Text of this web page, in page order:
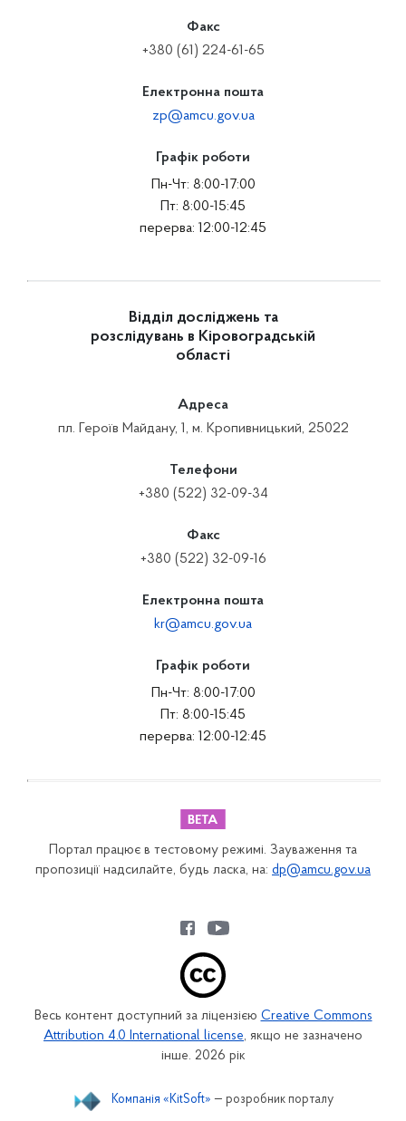
Факс
+380 (61) 224-61-65
Електронна пошта
zp@amcu.gov.ua
Графік роботи
Пн-Чт: 8:00-17:00
Пт: 8:00-15:45
перерва: 12:00-12:45
Відділ досліджень та
розслідувань в Кіровоградській
області
Адреса
пл. Героїв Майдану, 1, м. Кропивницький, 25022
Телефони
+380 (522) 32-09-34
Факс
+380 (522) 32-09-16
Електронна пошта
kr@amcu.gov.ua
Графік роботи
Пн-Чт: 8:00-17:00
Пт: 8:00-15:45
перерва: 12:00-12:45
Портал працює в тестовому режимі. Зауваження та
пропозиції надсилайте, будь ласка, на: dp@amcu.gov.ua
Весь контент доступний за ліцензією Creative Commons
Attribution 4.0 International license, якщо не зазначено
інше. 2026 рік
Компанія «KitSoft» — розробник порталу